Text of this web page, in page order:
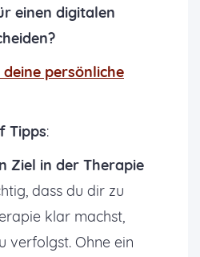
einen digitalen
persönliche
Tipps:
Ziel in der Therapie
dass du dir zu
klar machst,
verfolgst. Ohne ein